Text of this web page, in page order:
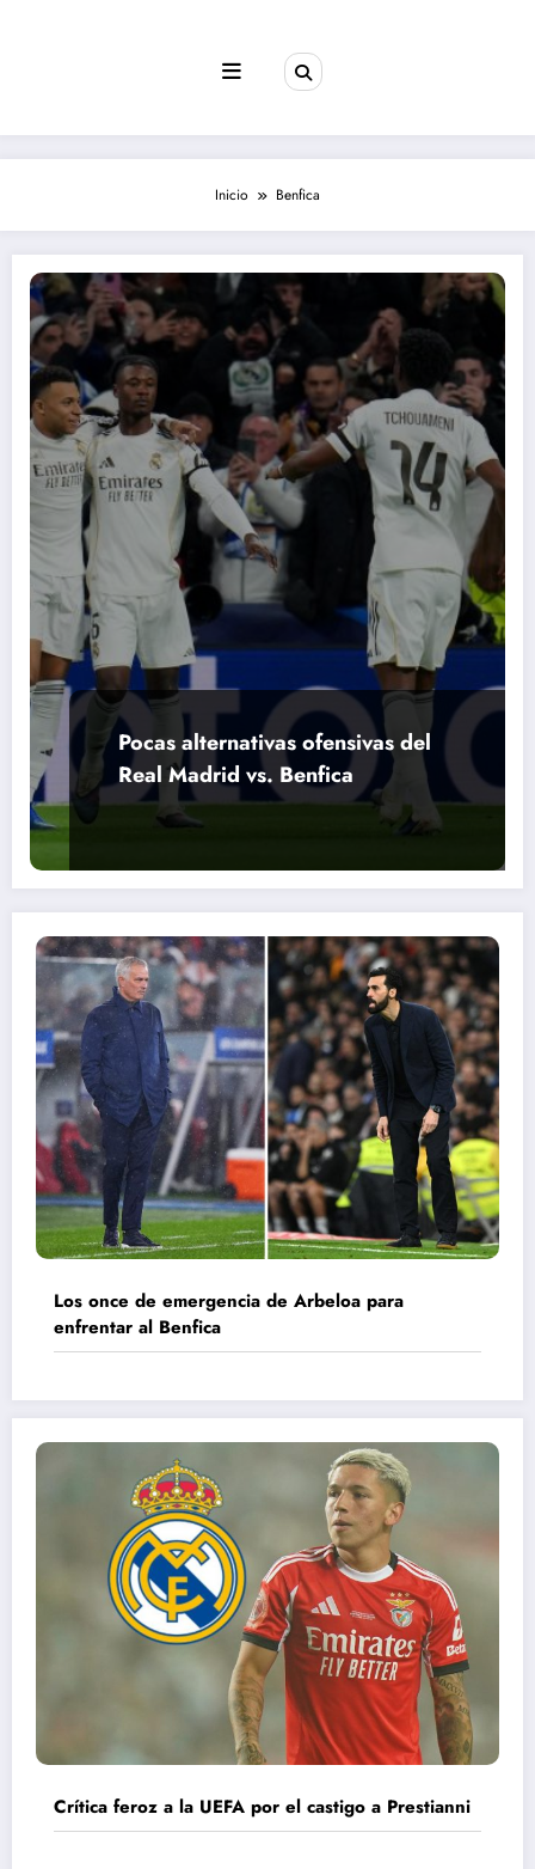
Inicio Benfica
Pocas alternativas ofensivas del
Real Madrid vs. Benfica
Los once de emergencia de Arbeloa para
enfrentar al Benfica
Crítica feroz a la UEFA por el castigo a Prestianni